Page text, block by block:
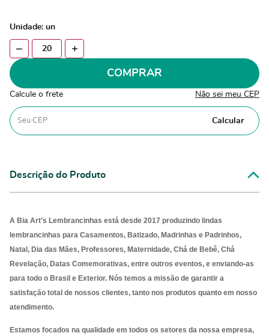
Unidade: un
COMPRAR
Calcule o frete Não sei meu CEP
Calcular
Descrição do Produto
A Bia Art’s Lembrancinhas está desde 2017 produzindo lindas
lembrancinhas para Casamentos, Batizado, Madrinhas e Padrinhos,
Natal, Dia das Mães, Professores, Maternidade, Chá de Bebê, Chá
Revelação, Datas Comemorativas, entre outros eventos, e enviando-as
para todo o Brasil e Exterior. Nós temos a missão de garantir a
satisfação total de nossos clientes, tanto nos produtos quanto em nosso
atendimento.
Estamos focados na qualidade em todos os setores da nossa empresa,